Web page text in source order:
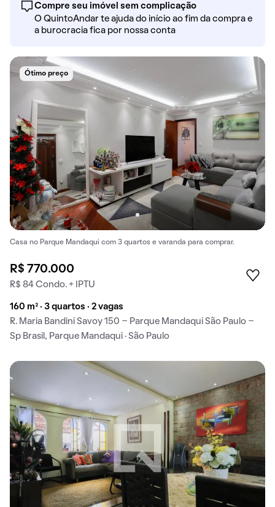
Compre seu imóvel sem complicação
O QuintoAndar te ajuda do início ao fim da compra e
a burocracia fica por nossa conta
Ótimo preço
Casa no Parque Mandaqui com 3 quartos e varanda para comprar.
R$ 770.000
R$ 84 Condo. + IPTU
160 m² · 3 quartos · 2 vagas
R. Maria Bandini Savoy 150 - Parque Mandaqui São Paulo -
Sp Brasil, Parque Mandaqui · São Paulo